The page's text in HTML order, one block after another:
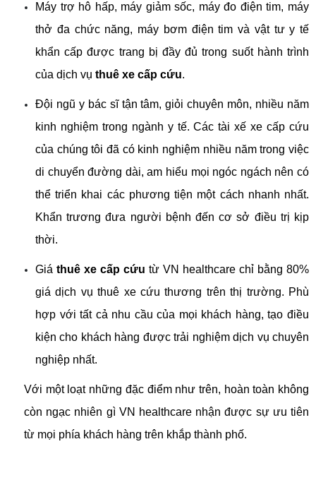
Máy trợ hô hấp, máy giảm sốc, máy đo điện tim, máy
thở đa chức năng, máy bơm điện tim và vật tư y tế
khẩn cấp được trang bị đầy đủ trong suốt hành trình
của dịch vụ thuê xe cấp cứu.
Đội ngũ y bác sĩ tận tâm, giỏi chuyên môn, nhiều năm
kinh nghiệm trong ngành y tế. Các tài xế xe cấp cứu
của chúng tôi đã có kinh nghiệm nhiều năm trong việc
di chuyển đường dài, am hiểu mọi ngóc ngách nên có
thể triển khai các phương tiện một cách nhanh nhất.
Khẩn trương đưa người bệnh đến cơ sở điều trị kịp
thời.
Giá thuê xe cấp cứu từ VN healthcare chỉ bằng 80%
giá dịch vụ thuê xe cứu thương trên thị trường. Phù
hợp với tất cả nhu cầu của mọi khách hàng, tạo điều
kiện cho khách hàng được trải nghiệm dịch vụ chuyên
nghiệp nhất.
Với một loạt những đặc điểm như trên, hoàn toàn không
còn ngạc nhiên gì VN healthcare nhận được sự ưu tiên
từ mọi phía khách hàng trên khắp thành phố.